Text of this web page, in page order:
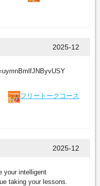
2025-12
フリートークコース
2025-12
your intelligent
taking your lessons.